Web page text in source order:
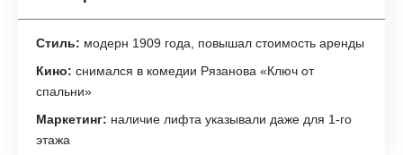
Стиль: модерн 1909 года, повышал стоимость аренды
Кино: снимался в комедии Рязанова «Ключ от
спальни»
Маркетинг: наличие лифта указывали даже для 1-го
этажа